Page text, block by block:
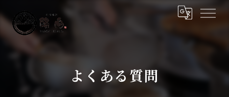
よくある質問